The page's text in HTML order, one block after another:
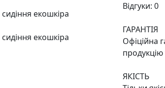
Відгуки: 0
ГАРАНТІЯ
Офіційна
продукцію
ЯКІСТЬ